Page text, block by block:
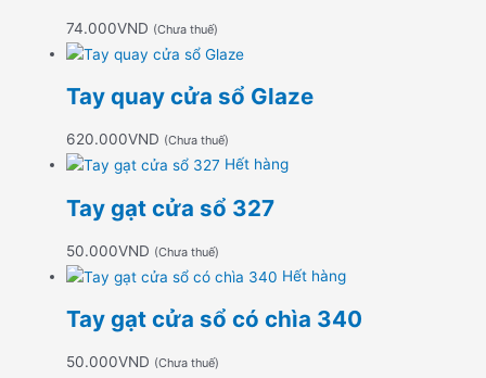
74.000VND (Chưa thuế)
Tay quay cửa sổ Glaze
620.000VND (Chưa thuế)
Hết hàng
Tay gạt cửa sổ 327
50.000VND (Chưa thuế)
Hết hàng
Tay gạt cửa sổ có chìa 340
50.000VND (Chưa thuế)